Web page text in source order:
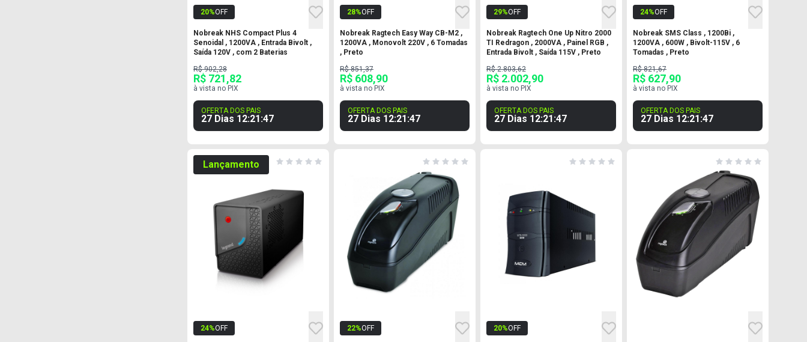
20%OFF
Nobreak NHS Compact Plus 4
Senoidal , 1200VA , Entrada Bivolt ,
Saída 120V , com 2 Baterias
R$ 902,28
R$ 721,82
à vista no PIX
OFERTA DOS PAIS
27 Dias 12:21 :46
28%OFF
Nobreak Ragtech Easy Way CB-M2 ,
1200VA , Monovolt 220V , 6 Tomadas
, Preto
R$ 851,37
R$ 608,90
à vista no PIX
OFERTA DOS PAIS
27 Dias 12:21 :46
29%OFF
Nobreak Ragtech One Up Nitro 2000
TI Redragon , 2000VA , Painel RGB ,
Entrada Bivolt , Saída 115V , Preto
R$ 2.803,62
R$ 2.002,90
à vista no PIX
OFERTA DOS PAIS
27 Dias 12:21 :46
24%OFF
Nobreak SMS Class , 1200Bi ,
1200VA , 600W , Bivolt-115V , 6
Tomadas , Preto
R$ 821,67
R$ 627,90
à vista no PIX
OFERTA DOS PAIS
27 Dias 12:21 :46
Lançamento
24%OFF 22%OFF 20%OFF